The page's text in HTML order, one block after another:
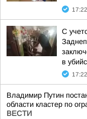
17:22
С
в
17:22
Владимир Путин
области кластер по
ВЕСТИ